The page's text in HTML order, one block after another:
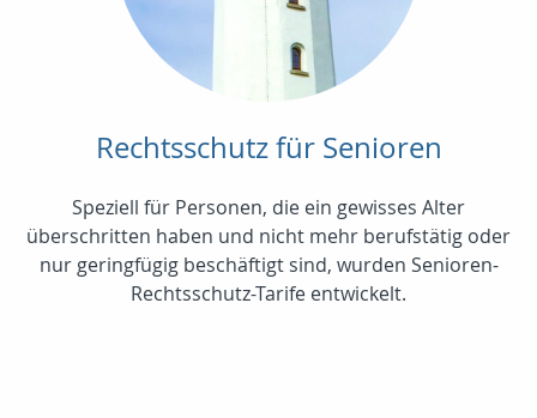
Rechtsschutz für Senioren
Speziell für Personen, die ein gewisses Alter
überschritten haben und nicht mehr berufstätig oder
nur geringfügig beschäftigt sind, wurden Senioren-
Rechtsschutz-Tarife entwickelt.